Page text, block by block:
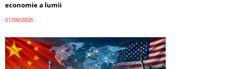
economie a lumii
01/06/2026